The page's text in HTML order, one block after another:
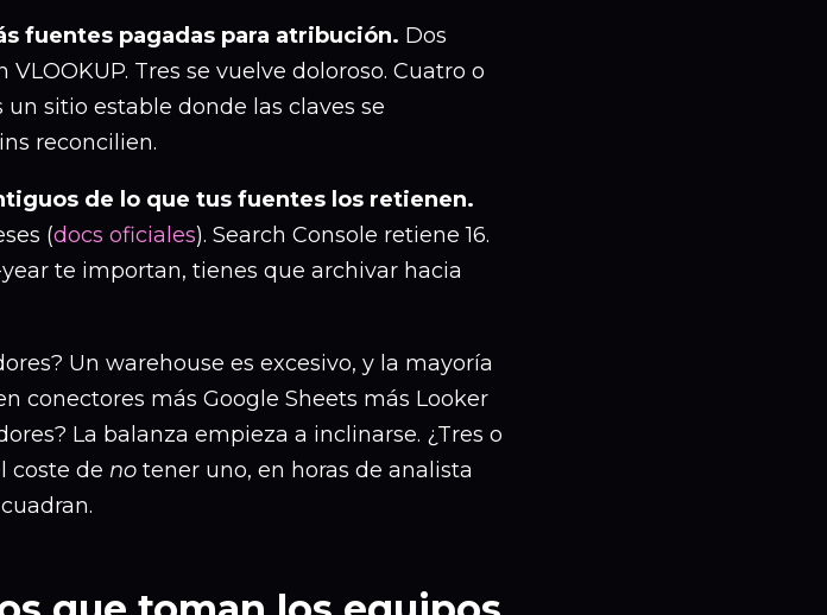
fuentes pagadas para atribución. Dos
Tres se vuelve doloroso. Cuatro o
sitio estable donde las claves se
reconcilien.
de lo que tus fuentes los retienen.
(docs oficiales). Search Console retiene 16.
te importan, tienes que archivar hacia
Un warehouse es excesivo, y la mayoría
conectores más Google Sheets más Looker
La balanza empieza a inclinarse. ¿Tres o
coste de no tener uno, en horas de analista